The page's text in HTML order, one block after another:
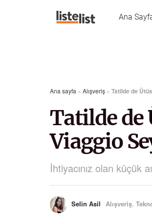
Ana
Ana sayfa » Alışveriş » Tatilde de
Tatilde de
Viaggio
İhtiyacınız olan küçük
Selin Asil Alışveriş,